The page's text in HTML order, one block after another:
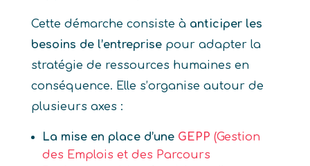
Cette démarche consiste à anticiper les
besoins de l’entreprisepour adapter la
stratégie de ressources humaines en
conséquence. Elle s’organise autour de
plusieurs axes :
La mise en place d’une GEPP (Gestion
des Emplois et des Parcours